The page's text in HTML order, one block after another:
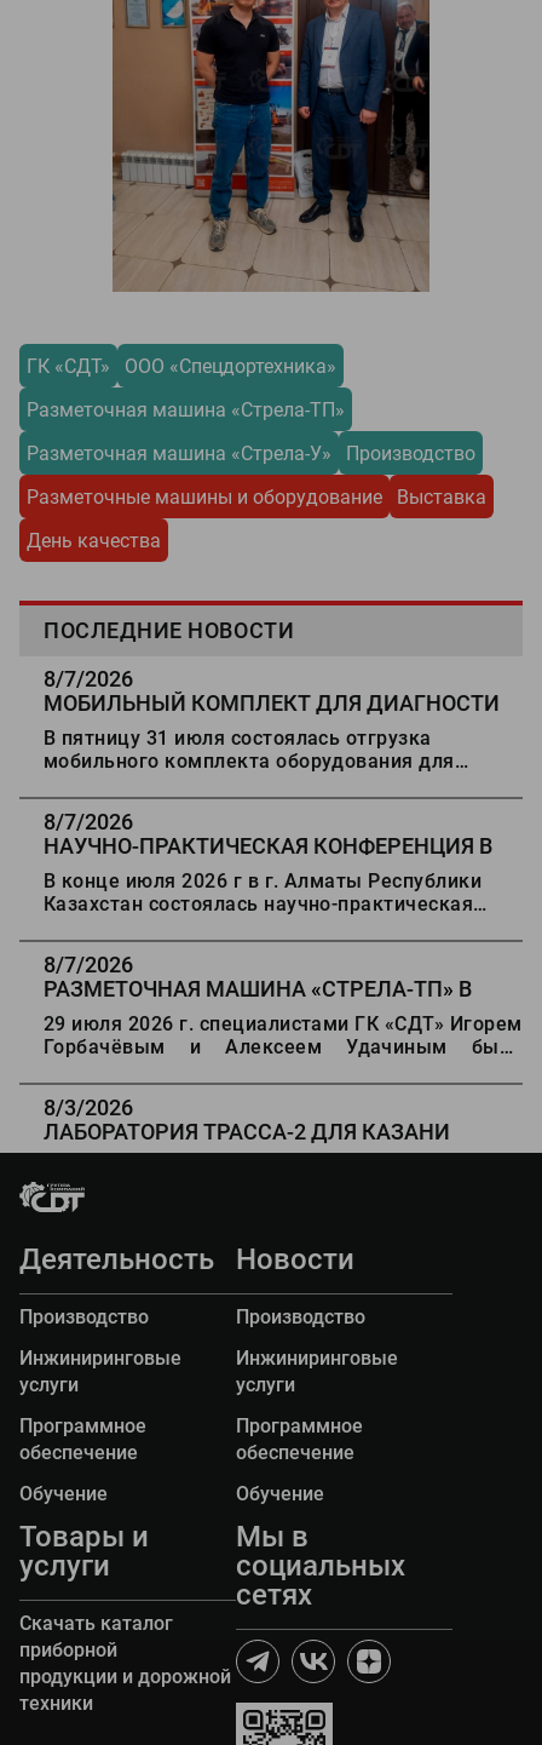
ПОСЛЕДНИЕ НОВОСТИ
8/7/2026
МОБИЛЬНЫЙ КОМПЛЕКТ ДЛЯ ДИАГНОСТИ
ДОРОГ В СТАВРОПОЛЬ
В пятницу 31 июля состоялась отгрузка
мобильного комплекта оборудования для
Ставрополь.
8/7/2026
НАУЧНО-ПРАКТИЧЕСКАЯ КОНФЕРЕНЦИЯ В
АЛМАТЫ
В конце июля 2026 г в г. Алматы Республики
Казахстан состоялась научно-практическая
автомобильных дорог Казахстана".
8/7/2026
РАЗМЕТОЧНАЯ МАШИНА «СТРЕЛА-ТП» В
ДЕРБЕНТ
29 июля 2026 г. специалистами ГК «СДТ» Игорем
Горбачёвым и Алексеем Удачиным была
дорог «Стрела ТП» Заказчику в г Дербенте.
8/3/2026
ЛАБОРАТОРИЯ ТРАССА-2 ДЛЯ КАЗАНИ
строительный университет г. Казани получил
передвижную дорожную лабораторию
ГК «СДТ»
ООО «Спецдортехника»
Разметочная машина «Стрела-ТП»
Разметочная машина «Стрела-У»
Производство
Разметочные машины и оборудование
Выставка
День качества
Деятельность
Производство
Инжиниринговые
услуги
Программное
обеспечение
Обучение
Новости
Производство
Инжиниринговые
услуги
Программное
обеспечение
Обучение
Товары и
услуги
Скачать каталог
приборной
продукции и дорожной
техники
Мы в
социальных
сетях